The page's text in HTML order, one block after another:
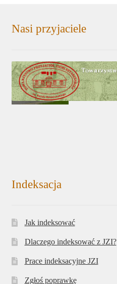
Nasi przyjaciele
Indeksacja
Jak indeksować
Dlaczego indeksować z JZI?
Prace indeksacyjne JZI
Zgłoś poprawkę